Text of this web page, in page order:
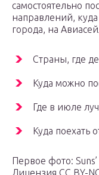
самостоятельно
направлений,
города, на
Страны, где
Куда можно
Где в июле
Куда поехать
Первое фото:
Лицензия CC BY-